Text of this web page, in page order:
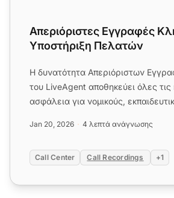
Απεριόριστες Εγγραφές
Υποστήριξη Πελατών
Η δυνατότητα Απεριόριστων
του LiveAgent αποθηκεύει όλες τις
ασφάλεια για νομικούς,
Jan 20, 2026 4 λεπτά ανάγνωσης
Call Center Call Recordings +1